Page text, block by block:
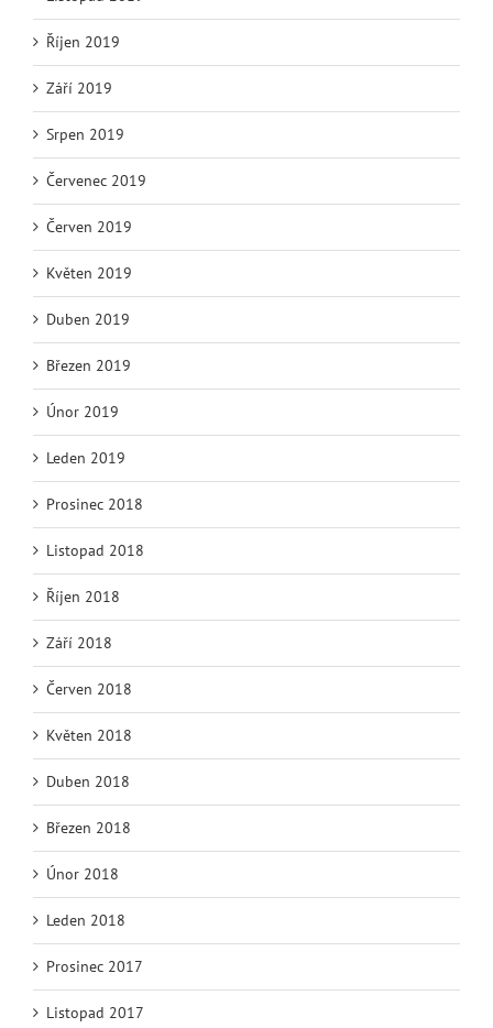
Říjen 2019
Září 2019
Srpen 2019
Červenec 2019
Červen 2019
Květen 2019
Duben 2019
Březen 2019
Únor 2019
Leden 2019
Prosinec 2018
Listopad 2018
Říjen 2018
Září 2018
Červen 2018
Květen 2018
Duben 2018
Březen 2018
Únor 2018
Leden 2018
Prosinec 2017
Listopad 2017